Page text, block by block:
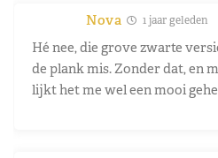
Nova 1 jaar geleden
Hé nee, die grove zwarte
de plank mis. Zonder dat, en
lijkt het me wel een mooi